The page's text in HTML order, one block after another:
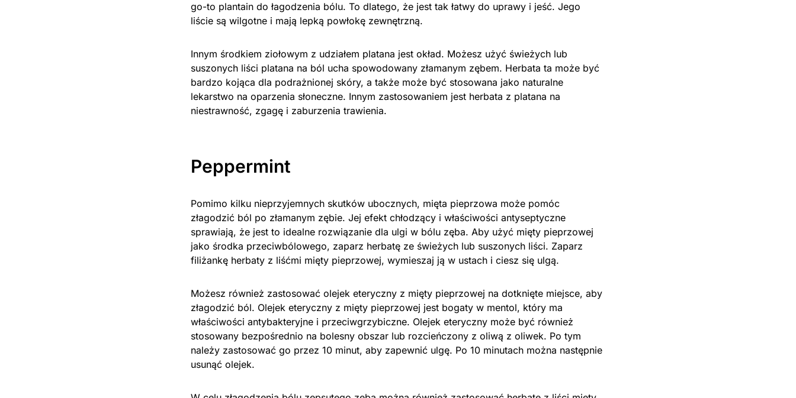
go-to plantain do łagodzenia bólu. To dlatego, że jest tak łatwy do uprawy i jeść. Jego
liście są wilgotne i mają lepką powłokę zewnętrzną.
Innym środkiem ziołowym z udziałem platana jest okład. Możesz użyć świeżych lub
suszonych liści platana na ból ucha spowodowany złamanym zębem. Herbata ta może być
bardzo kojąca dla podrażnionej skóry, a także może być stosowana jako naturalne
lekarstwo na oparzenia słoneczne. Innym zastosowaniem jest herbata z platana na
niestrawność, zgagę i zaburzenia trawienia.
Peppermint
Pomimo kilku nieprzyjemnych skutków ubocznych, mięta pieprzowa może pomóc
złagodzić ból po złamanym zębie. Jej efekt chłodzący i właściwości antyseptyczne
sprawiają, że jest to idealne rozwiązanie dla ulgi w bólu zęba. Aby użyć mięty pieprzowej
jako środka przeciwbólowego, zaparz herbatę ze świeżych lub suszonych liści. Zaparz
filiżankę herbaty z liśćmi mięty pieprzowej, wymieszaj ją w ustach i ciesz się ulgą.
Możesz również zastosować olejek eteryczny z mięty pieprzowej na dotknięte miejsce, aby
złagodzić ból. Olejek eteryczny z mięty pieprzowej jest bogaty w mentol, który ma
właściwości antybakteryjne i przeciwgrzybiczne. Olejek eteryczny może być również
stosowany bezpośrednio na bolesny obszar lub rozcieńczony z oliwą z oliwek. Po tym
należy zastosować go przez 10 minut, aby zapewnić ulgę. Po 10 minutach można następnie
usunąć olejek.